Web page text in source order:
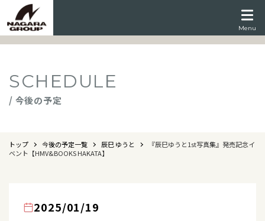
Menu
SCHEDULE
/ 今後の予定
トップ 今後の予定一覧 辰巳 ゆうと
『辰巳ゆうと1st写真集』発売記念イ
ベント【HMV&BOOKS HAKATA】
2025/01/19